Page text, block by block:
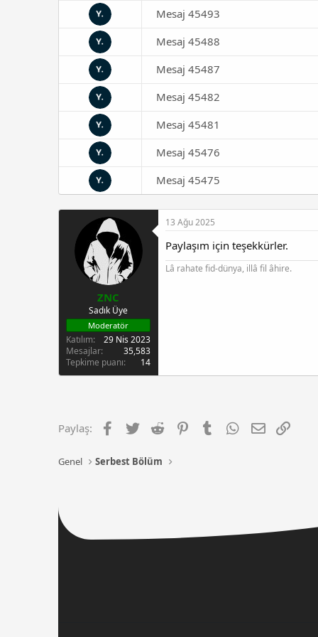
Mesaj 45493
Mesaj 45488
Mesaj 45487
Mesaj 45482
Mesaj 45481
Mesaj 45476
Mesaj 45475
ZNC
Sadık Üye
Moderatör
Katılım
29 Nis 2023
Mesajlar
35,583
Tepkime puanı
14
13 Ağu 2025
Paylaşım için teşekkürler.
Lâ rahate fid-dünya, illâ fil âhire.
Paylaş: Facebook
Twitter Reddit PinterestTumblr WhatsApp
E-posta
Genel Serbest Bölüm